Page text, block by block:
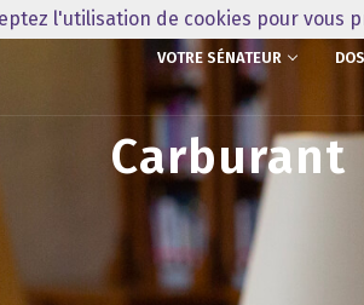
VOTRE SÉNATEUR
Carburant
l'utilisation de cookies pour vous